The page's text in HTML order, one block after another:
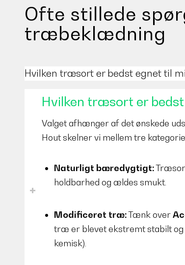
Ofte stillede
træbeklædning
Hvilken træsort er bedst egnet til
Hvilken træsort er
Valget afhænger af det ønskede
Hout skelner vi mellem tre
Naturligt bæredygtigt:
holdbarhed og ældes smukt.
Modificeret træ:Tænk over
træ er blevet ekstremt stabilt og
kemisk).